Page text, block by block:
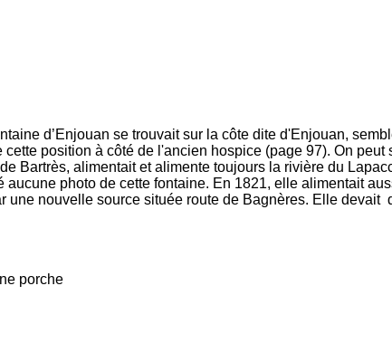
d’Enjouan se trouvait sur la côte dite d'Enjouan,
position à côté de l'ancien hospice (page 97). On
Bartrès, alimentait et alimente toujours la rivière du
photo de cette fontaine. En 1821, elle alimentait
nouvelle source située route de Bagnères. Elle devait